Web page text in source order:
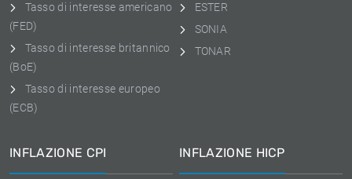
Tasso di interesse americano
(FED)
Tasso di interesse britannico
(BoE)
Tasso di interesse europeo
(ECB)
ESTER
SONIA
TONAR
INFLAZIONE CPI INFLAZIONE HICP